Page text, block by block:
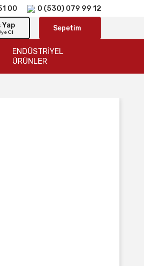
00 0 (530) 079 99 12
Yap
Ol Sepetim
ENDÜSTRİYEL
ÜRÜNLER